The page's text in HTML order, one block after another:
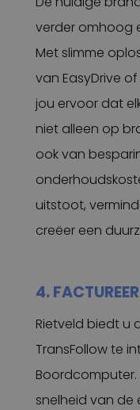
verder omhoog
Met slimme
van EasyDrive
jou ervoor dat
niet alleen op
ook van
uitstoot,
creëer een
4.
Rietveld biedt u
TransFollow te
Boordcomputer.
snelheid van de